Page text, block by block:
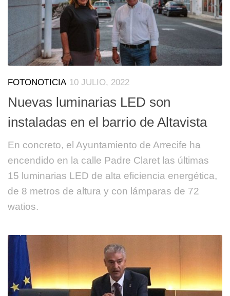
FOTONOTICIA 10 JULIO, 2022
Nuevas luminarias LED son
instaladas en el barrio de Altavista
En concreto, el Ayuntamiento de Arrecife ha
encendido en la calle Padre Claret las últimas
15 luminarias LED de alta eficiencia energética,
de 8 metros de altura y con lámparas de 72
watios.